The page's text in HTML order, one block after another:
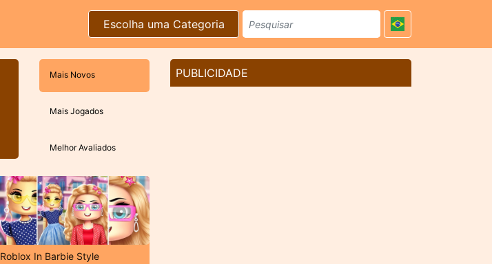
Escolha uma Categoria
Mais Novos
Mais Jogados
Melhor Avaliados
Roblox In Barbie Style
PUBLICIDADE